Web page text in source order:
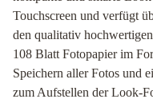
Touchscreen und verfügt
den qualitativ
108 Blatt Fotopapier im
Speichern aller Fotos und
zum Aufstellen der Look-